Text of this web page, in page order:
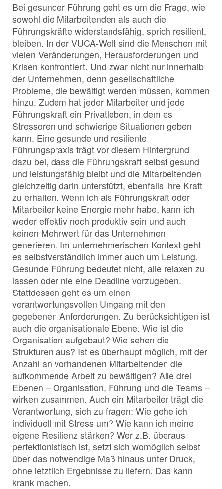
Bei gesunder Führung geht es um die Frage, wie
sowohl die Mitarbeitenden als auch die
Führungskräfte widerstandsfähig, sprich resilient,
bleiben. In der VUCA-Welt sind die Menschen mit
vielen Veränderungen, Herausforderungen und
Krisen konfrontiert. Und zwar nicht nur innerhalb
der Unternehmen, denn gesellschaftliche
Probleme, die bewältigt werden müssen, kommen
hinzu. Zudem hat jeder Mitarbeiter und jede
Führungskraft ein Privatleben, in dem es
Stressoren und schwierige Situationen geben
kann. Eine gesunde und resiliente
Führungspraxis trägt vor diesem Hintergrund
dazu bei, dass die Führungskraft selbst gesund
und leistungsfähig bleibt und die Mitarbeitenden
gleichzeitig darin unterstützt, ebenfalls ihre Kraft
zu erhalten. Wenn ich als Führungskraft oder
Mitarbeiter keine Energie mehr habe, kann ich
weder effektiv noch produktiv sein und auch
keinen Mehrwert für das Unternehmen
generieren. Im unternehmerischen Kontext geht
es selbstverständlich immer auch um Leistung.
Gesunde Führung bedeutet nicht, alle relaxen zu
lassen oder nie eine Deadline vorzugeben.
Stattdessen geht es um einen
verantwortungsvollen Umgang mit den
gegebenen Anforderungen. Zu berücksichtigen ist
auch die organisationale Ebene. Wie ist die
Organisation aufgebaut? Wie sehen die
Strukturen aus? Ist es überhaupt möglich, mit der
Anzahl an vorhandenen Mitarbeitenden die
aufkommende Arbeit zu bewältigen? Alle drei
Ebenen – Organisation, Führung und die Teams –
wirken zusammen. Auch ein Mitarbeiter trägt die
Verantwortung, sich zu fragen: Wie gehe ich
individuell mit Stress um? Wie kann ich meine
eigene Resilienz stärken? Wer z.B. überaus
perfektionistisch ist, setzt sich womöglich selbst
über das notwendige Maß hinaus unter Druck,
ohne letztlich Ergebnisse zu liefern. Das kann
krank machen.